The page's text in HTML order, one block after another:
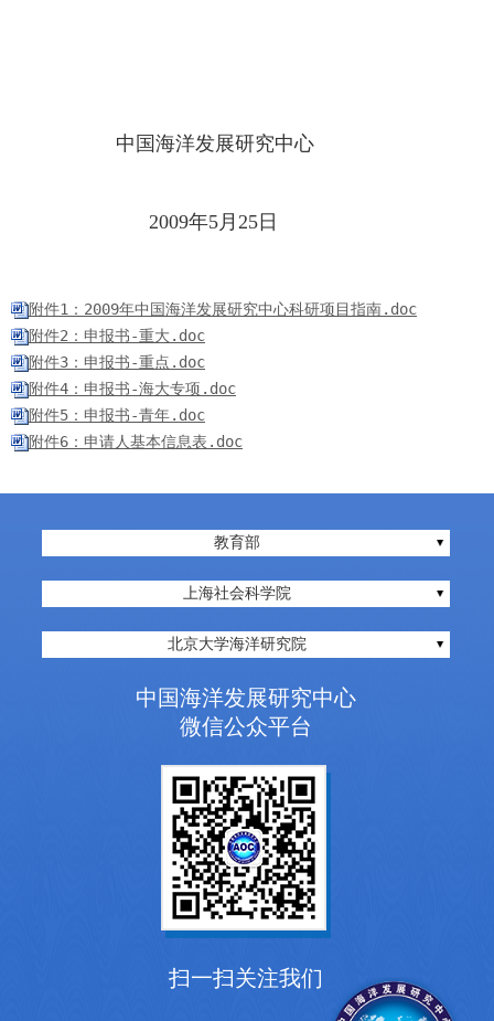
中国海洋发展研究中心
2009年5月25日
附件1：2009年中国海洋发展研究中心科研项目指南.doc
附件2：申报书-重大.doc
附件3：申报书-重点.doc
附件4：申报书-海大专项.doc
附件5：申报书-青年.doc
附件6：申请人基本信息表.doc
教育部
上海社会科学院
北京大学海洋研究院
中国海洋发展研究中心
微信公众平台
扫一扫关注我们